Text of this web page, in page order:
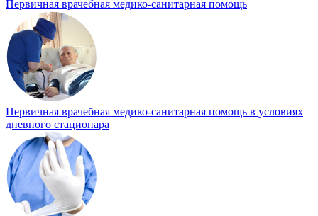
Первичная врачебная медико-санитарная помощь
Первичная врачебная медико-санитарная помощь в условиях
дневного стационара